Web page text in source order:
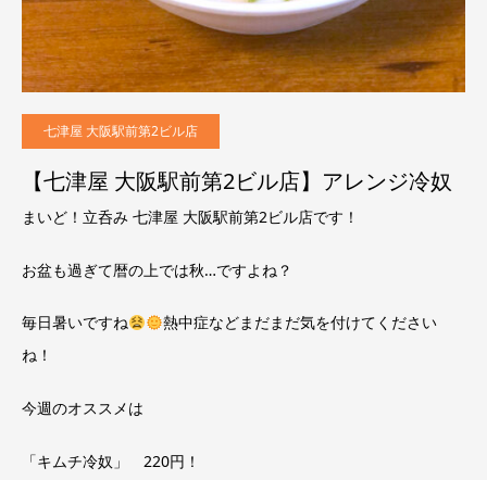
七津屋 大阪駅前第2ビル店
【七津屋 大阪駅前第2ビル店】アレンジ冷奴
まいど！立呑み 七津屋 大阪駅前第2ビル店です！
お盆も過ぎて暦の上では秋…ですよね？
毎日暑いですね
熱中症などまだまだ気を付けてください
ね！
今週のオススメは
「キムチ冷奴」 220円！